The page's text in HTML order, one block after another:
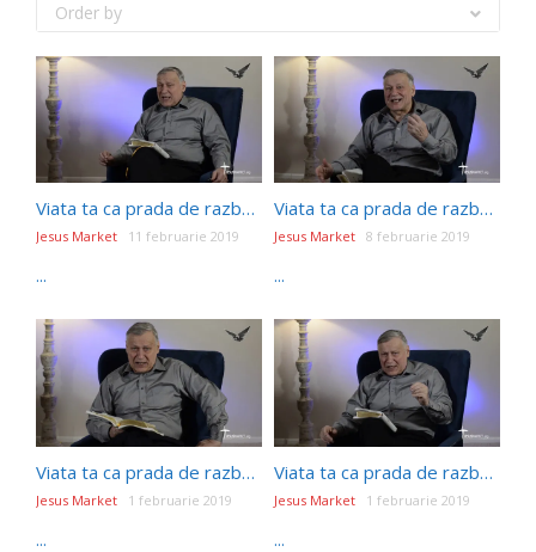
Order by
Viata ta ca prada de razboi- Episodul 22- ADEVĂRATUL CARACTER PENTRU VIAȚĂ: IOSIF SAU IUDA?
Jesus Market 11 februarie 2019
...
Viata ta ca prada de razboi- Episodul 21- TALANTUL MEU ȘI ÎMPĂRĂȚIA LUI DUMNEZEU
Jesus Market 8 februarie 2019
...
Viata ta ca prada de razboi – Episodul 17- PILDA FIULUI RISIPITOR ÎN VARIANTA ACTUALĂ
Jesus Market 1 februarie 2019
...
Viata ta ca prada de razboi- Episodul 18- POCĂINȚA CARE DUCE LA MÂNTUIRE
Jesus Market 1 februarie 2019
...